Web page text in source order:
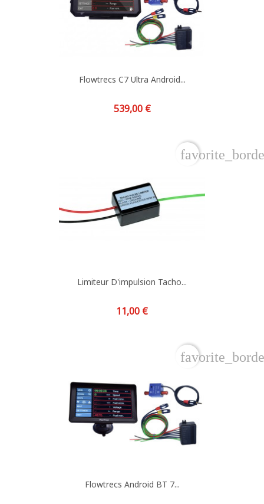
Flowtrecs C7 Ultra Android...
Prix
539,00 €
Limiteur D'impulsion Tacho...
Prix
11,00 €
Flowtrecs Android BT 7...